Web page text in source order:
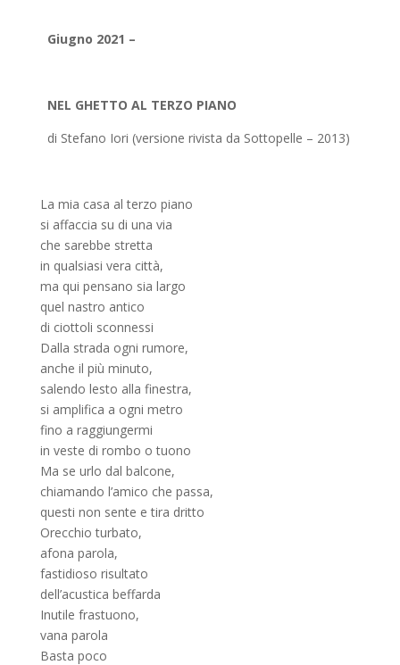
Giugno 2021 –
NEL GHETTO AL TERZO PIANO
di Stefano Iori (versione rivista da Sottopelle – 2013)
La mia casa al terzo piano
si affaccia su di una via
che sarebbe stretta
in qualsiasi vera città,
ma qui pensano sia largo
quel nastro antico
di ciottoli sconnessi
Dalla strada ogni rumore,
anche il più minuto,
salendo lesto alla finestra,
si amplifica a ogni metro
fino a raggiungermi
in veste di rombo o tuono
Ma se urlo dal balcone,
chiamando l’amico che passa,
questi non sente e tira dritto
Orecchio turbato,
afona parola,
fastidioso risultato
dell’acustica beffarda
Inutile frastuono,
vana parola
Basta poco